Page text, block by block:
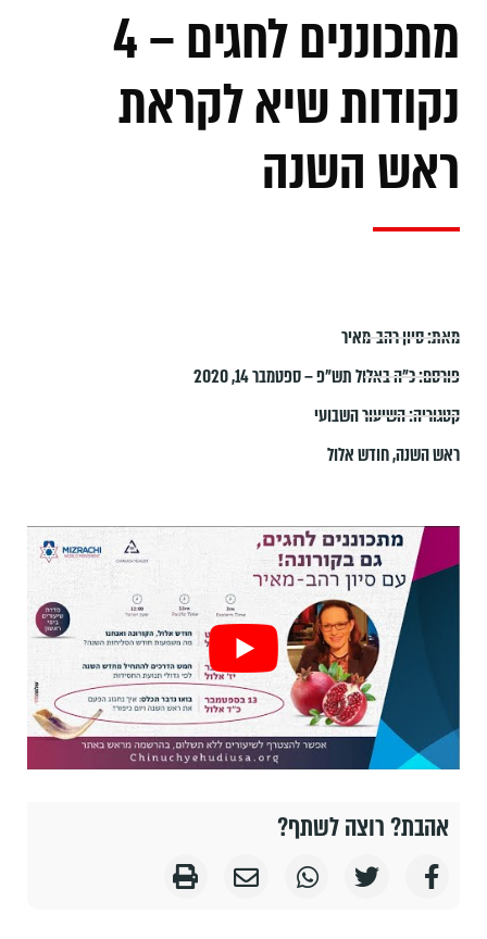
מתכוננים לחגים – 4
נקודות שיא לקראת
ראש השנה
מאת:סיון רהב-מאיר
פורסם:כ״ה באלול תש״פ – ספטמבר 14, 2020
קטגוריה:השיעור השבועי
ראש השנה,חודש אלול
אהבת? רוצה לשתף?